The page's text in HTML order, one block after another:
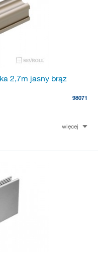
2,7m jasny brąz
98071
więcej